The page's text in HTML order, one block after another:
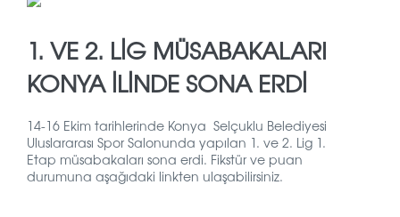
1. VE 2. LIG MÜSABAKALARI
KONYA İLINDE SONA ERDI
14-16 Ekim tarihlerinde Konya Selçuklu Belediyesi
Uluslararası Spor Salonunda yapılan 1. ve 2. Lig 1.
Etap müsabakaları sona erdi. Fikstür ve puan
durumuna aşağıdaki linkten ulaşabilirsiniz.